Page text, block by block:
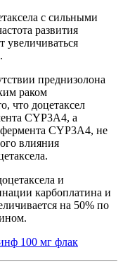
с сильными
развития
увеличиваться
преднизолона
раком
что доцетаксел
CYP3A4, а
CYP3A4, не
влияния
и
карбоплатина и
на 50% по
100 мг флак